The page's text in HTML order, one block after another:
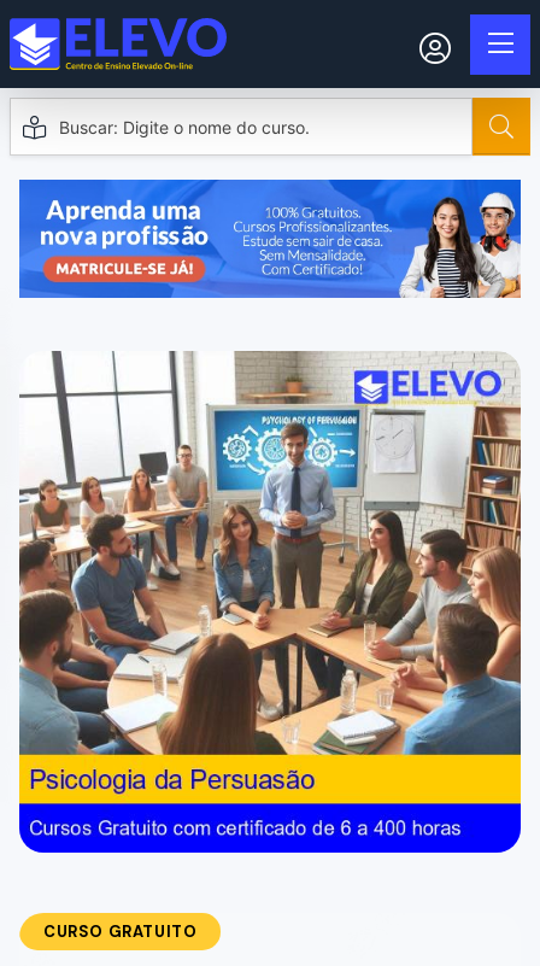
CURSO GRATUITO